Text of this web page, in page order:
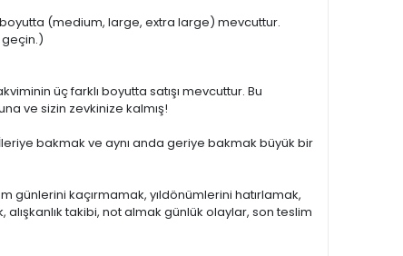
boyutta (medium, large, extra large) mevcuttur.
geçin.)
üç farklı boyutta satışı mevcuttur. Bu
ve sizin zevkinize kalmış!
İleriye bakmak ve aynı anda geriye bakmak büyük bir
günlerini kaçırmamak, yıldönümlerini hatırlamak,
takibi, not almak günlük olaylar, son teslim